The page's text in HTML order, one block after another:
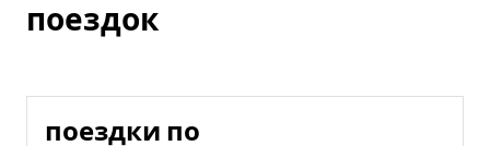
поездок
поездки по